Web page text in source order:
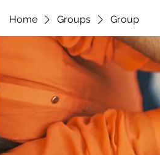
Home Groups Group